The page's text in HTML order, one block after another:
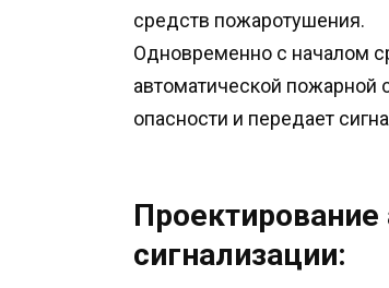
средств пожаротушения.
Одновременно с началом
автоматической пожарной
опасности и передает
сигнализации: